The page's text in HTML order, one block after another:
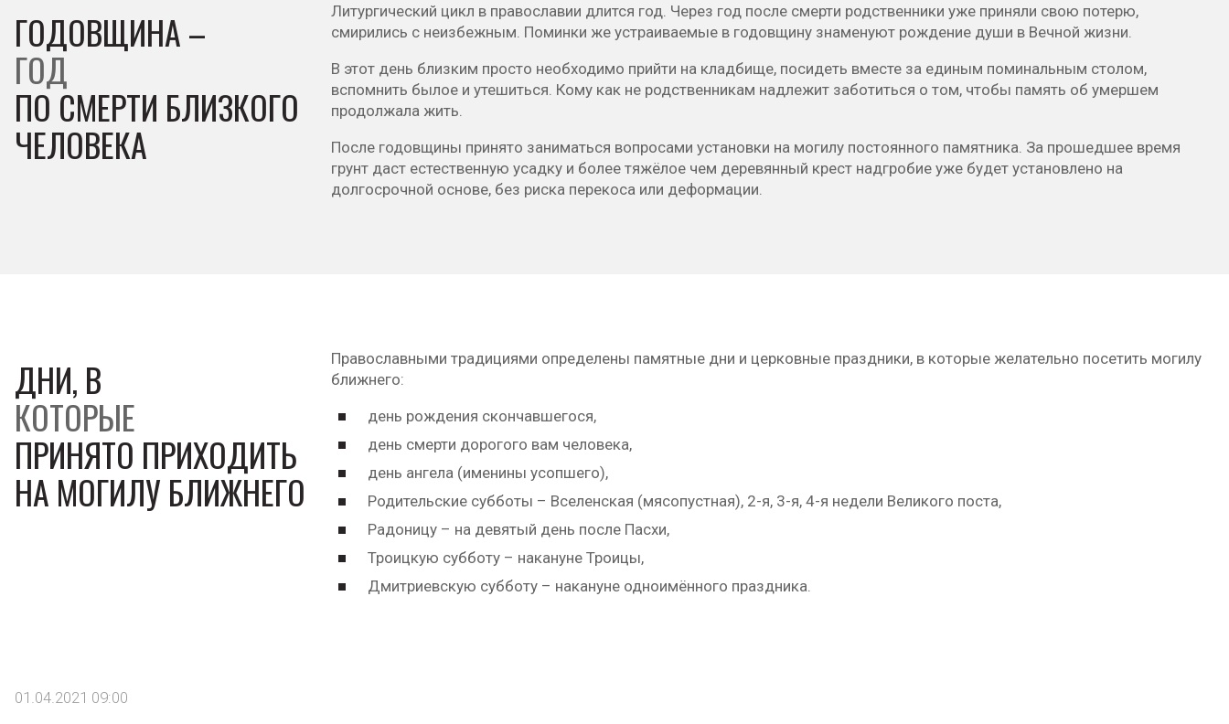
ГОДОВЩИНА –
ГОД
ПО СМЕРТИ БЛИЗКОГО
ЧЕЛОВЕКА
Литургический цикл в православии длится год. Через год после смерти родственники уже приняли свою потерю,
смирились с неизбежным. Поминки же устраиваемые в годовщину знаменуют рождение души в Вечной жизни.
В этот день близким просто необходимо прийти на кладбище, посидеть вместе за единым поминальным столом,
вспомнить былое и утешиться. Кому как не родственникам надлежит заботиться о том, чтобы память об умершем
продолжала жить.
После годовщины принято заниматься вопросами установки на могилу постоянного памятника. За прошедшее время
грунт даст естественную усадку и более тяжёлое чем деревянный крест надгробие уже будет установлено на
долгосрочной основе, без риска перекоса или деформации.
ДНИ, В
КОТОРЫЕ
ПРИНЯТО ПРИХОДИТЬ
НА МОГИЛУ БЛИЖНЕГО
Православными традициями определены памятные дни и церковные праздники, в которые желательно посетить могилу
ближнего:
день рождения скончавшегося,
день смерти дорогого вам человека,
день ангела (именины усопшего),
Родительские субботы – Вселенская (мясопустная), 2-я, 3-я, 4-я недели Великого поста,
Радоницу – на девятый день после Пасхи,
Троицкую субботу – накануне Троицы,
Дмитриевскую субботу – накануне одноимённого праздника.
01.04.2021 09:00